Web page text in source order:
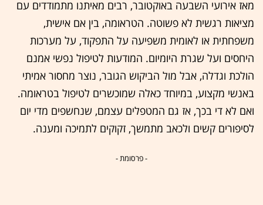
מאז אירועי השבעה באוקטובר, רבים מאיתנו מתמודדים עם
מציאות רגשית לא פשוטה. הטראומה, בין אם אישית,
משפחתית או לאומית משפיעה על התפקוד, על מערכות
היחסים ועל שגרת היומיום. המודעות לטיפול נפשי אמנם
הולכת וגדלה, אבל מול הביקוש הגובר, נוצר מחסור אמיתי
באנשי מקצוע, במיוחד כאלה שמוכשרים לטיפול בטראומה.
ואם לא די בכך, אז גם המטפלים עצמם, שנחשפים מדי יום
לסיפורים קשים ולכאב מתמשך, זקוקים לתמיכה ומענה.
- פרסומת -